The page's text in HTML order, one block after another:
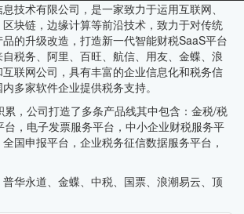
技术有限公司，是一家致力于运用互联网、
块链，边缘计算等前沿技术，致力于对传统
的升级改造，打造新一代智能财税SaaS平台
税务、阿里、百旺、航信、用友、金蝶、浪
联网公司，具有丰富的企业信息化和税务信
多家软件企业提供税务支持。
，公司打造了多条产品线其中包含：金税/税
台，电子发票服务平台，中小企业财税服务平
国申报平台，企业税务征信数据服务平台，
华永道、金蝶、中税、国票、浪潮易云、顶